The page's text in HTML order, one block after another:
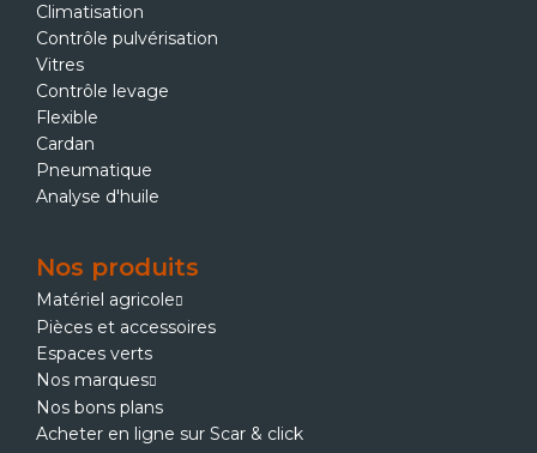
Climatisation
Contrôle pulvérisation
Vitres
Contrôle levage
Flexible
Cardan
Pneumatique
Analyse d'huile
Nos produits
Matériel agricole
Pièces et accessoires
Espaces verts
Nos marques
Nos bons plans
Acheter en ligne sur Scar & click